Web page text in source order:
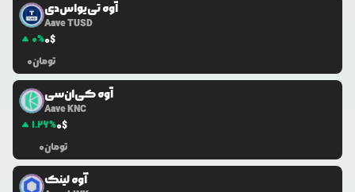
آوه تی‌یو‌اس‌دی
Aave TUSD
0%0$
0تومان
آوه کی‌ان‌سی
Aave KNC
1.26%0$
0تومان
آوه لینک